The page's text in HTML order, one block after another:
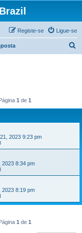
Ligue-se
Registe-se
1 de 1
2023 9:23 pm
2023 8:34 pm
2023 8:19 pm
1 de 1